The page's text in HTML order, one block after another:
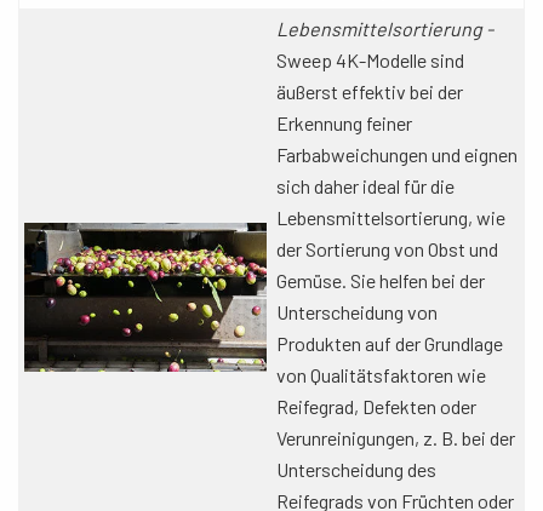
Lebensmittelsortierung -
Sweep 4K-Modelle sind
äußerst effektiv bei der
Erkennung feiner
Farbabweichungen und eignen
sich daher ideal für die
Lebensmittelsortierung, wie
der Sortierung von Obst und
Gemüse. Sie helfen bei der
Unterscheidung von
Produkten auf der Grundlage
von Qualitätsfaktoren wie
Reifegrad, Defekten oder
Verunreinigungen, z. B. bei der
Unterscheidung des
Reifegrads von Früchten oder